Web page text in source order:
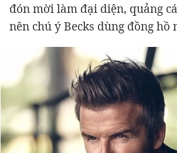
đón mời làm đại diện, quảng
nên chú ý Becks dùng đồng hồ